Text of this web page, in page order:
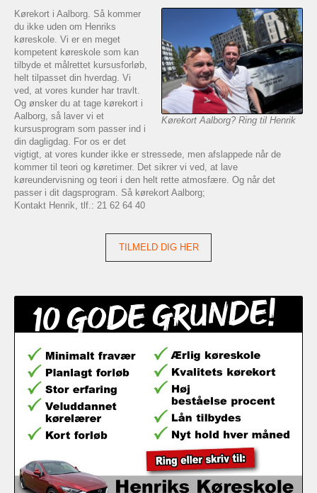
Kørekort Aalborg? Ring til Henrik
Kørekort i Aalborg. Så kommer
du ikke uden om Henriks
køreskole. Vi er en meget
kompetent køreskole som kan
tilbyde et målrettet kursusforløb,
helt tilpasset din hverdag. Vi
ved, at vores kunder har travlt.
Og ønsker du at tage kørekort i
Aalborg, så laver vi et
kursusprogram som passer ind i
din dagligdag. For os er det
vigtigt, at vores kunder ikke er stressede, men afslappede når de
kommer til teori og køretimer. Det sikrer vi ved, at lave
køreundervisning og teori i den helt rette atmosfære. Og når det
passer i dit dagsprogram. Så kørekort Aalborg;
Kontakt Henrik, tlf.: 21 62 64 40
TILMELD DIG HER